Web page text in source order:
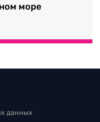
море
данных